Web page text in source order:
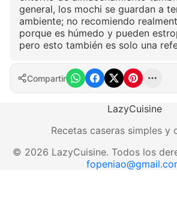
general, los mochi se guardan a
ambiente; no recomiendo
porque es húmedo y pueden
pero esto también es solo una
Compartir
LazyCuisine
Recetas caseras simples y
© 2026 LazyCuisine. Todos los